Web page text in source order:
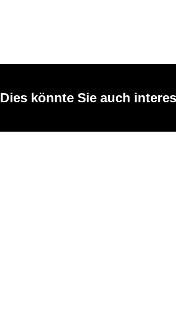
Dies könnte Sie auch